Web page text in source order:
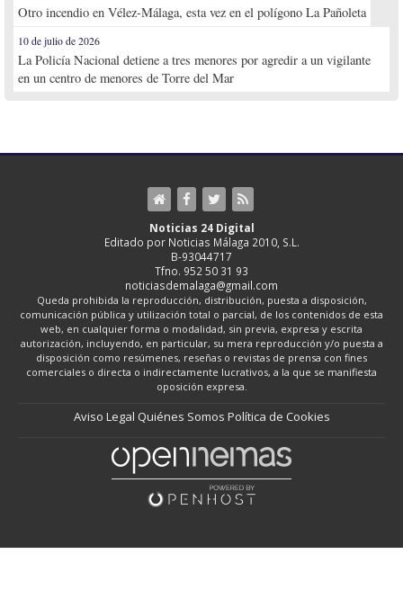
Otro incendio en Vélez-Málaga, esta vez en el polígono La Pañoleta
10 de julio de 2026
La Policía Nacional detiene a tres menores por agredir a un vigilante
en un centro de menores de Torre del Mar
Noticias 24 Digital
Editado por Noticias Málaga 2010, S.L.
B-93044717
Tfno. 952 50 31 93
noticiasdemalaga@gmail.com
Queda prohibida la reproducción, distribución, puesta a disposición,
comunicación pública y utilización total o parcial, de los contenidos de esta
web, en cualquier forma o modalidad, sin previa, expresa y escrita
autorización, incluyendo, en particular, su mera reproducción y/o puesta a
disposición como resúmenes, reseñas o revistas de prensa con fines
comerciales o directa o indirectamente lucrativos, a la que se manifiesta
oposición expresa.
Aviso Legal Quiénes Somos Política de Cookies